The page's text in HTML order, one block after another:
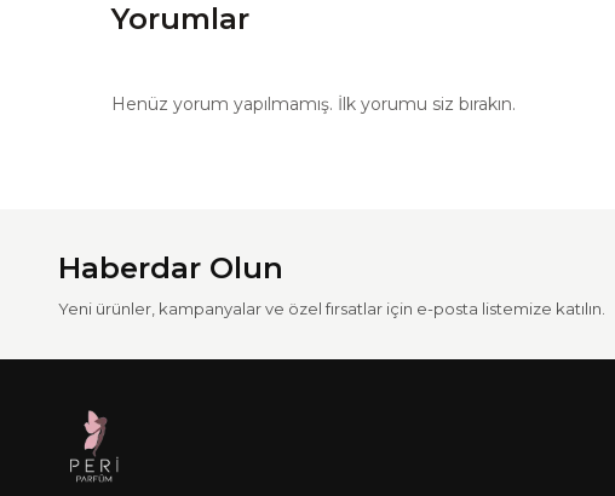
Yorumlar
Henüz yorum yapılmamış. İlk yorumu siz bırakın.
Haberdar Olun
Yeni ürünler, kampanyalar ve özel fırsatlar için e-posta listemize katılın.